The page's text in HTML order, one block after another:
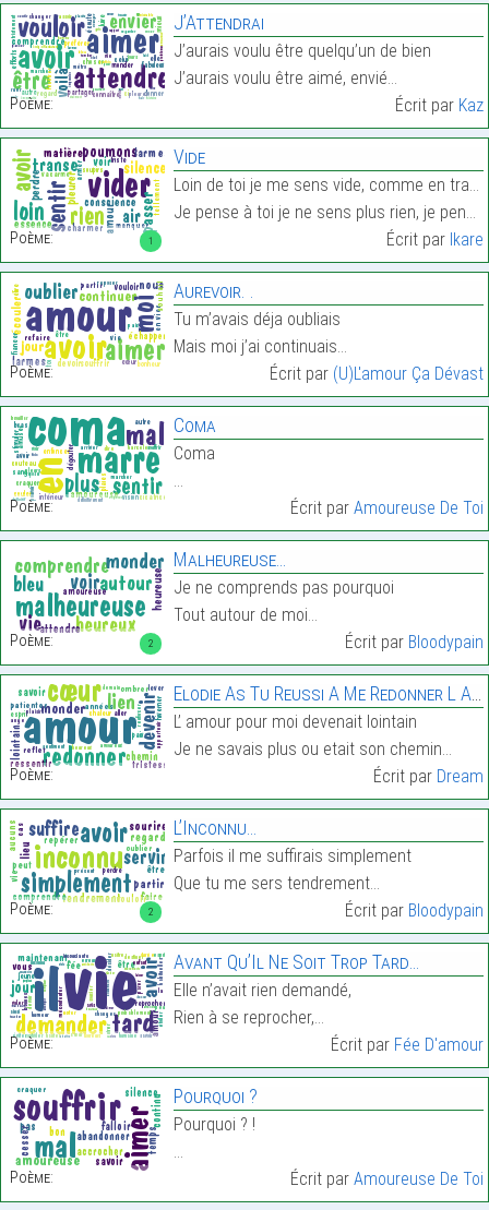
Poème:
J’Attendrai
J’aurais voulu être quelqu’un de bien
J’aurais voulu être aimé, envié…
Écrit par Kaz
1
Poème:
Vide
Loin de toi je me sens vide, comme en transe
Je pense à toi je ne sens plus rien, je pense…
Écrit par Ikare
Poème:
Aurevoir. .
Tu m’avais déja oubliais
Mais moi j’ai continuais…
Écrit par (U)L'amour Ça Dévast
Poème:
Coma
Coma
…
Écrit par Amoureuse De Toi
2
Poème:
Malheureuse…
Je ne comprends pas pourquoi
Tout autour de moi…
Écrit par Bloodypain
Poème:
Elodie As Tu Reussi A Me Redonner L Amour ! ! ! ! ! ! !
L’ amour pour moi devenait lointain
Je ne savais plus ou etait son chemin…
Écrit par Dream
2
Poème:
L’Inconnu…
Parfois il me suffirais simplement
Que tu me sers tendrement…
Écrit par Bloodypain
Poème:
Avant Qu’Il Ne Soit Trop Tard…
Elle n’avait rien demandé,
Rien à se reprocher,…
Écrit par Fée D'amour
Poème:
Pourquoi ?
Pourquoi ? !
…
Écrit par Amoureuse De Toi